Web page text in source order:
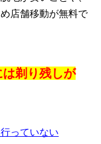
店舗移動が無料で
剃り残しが
っていない